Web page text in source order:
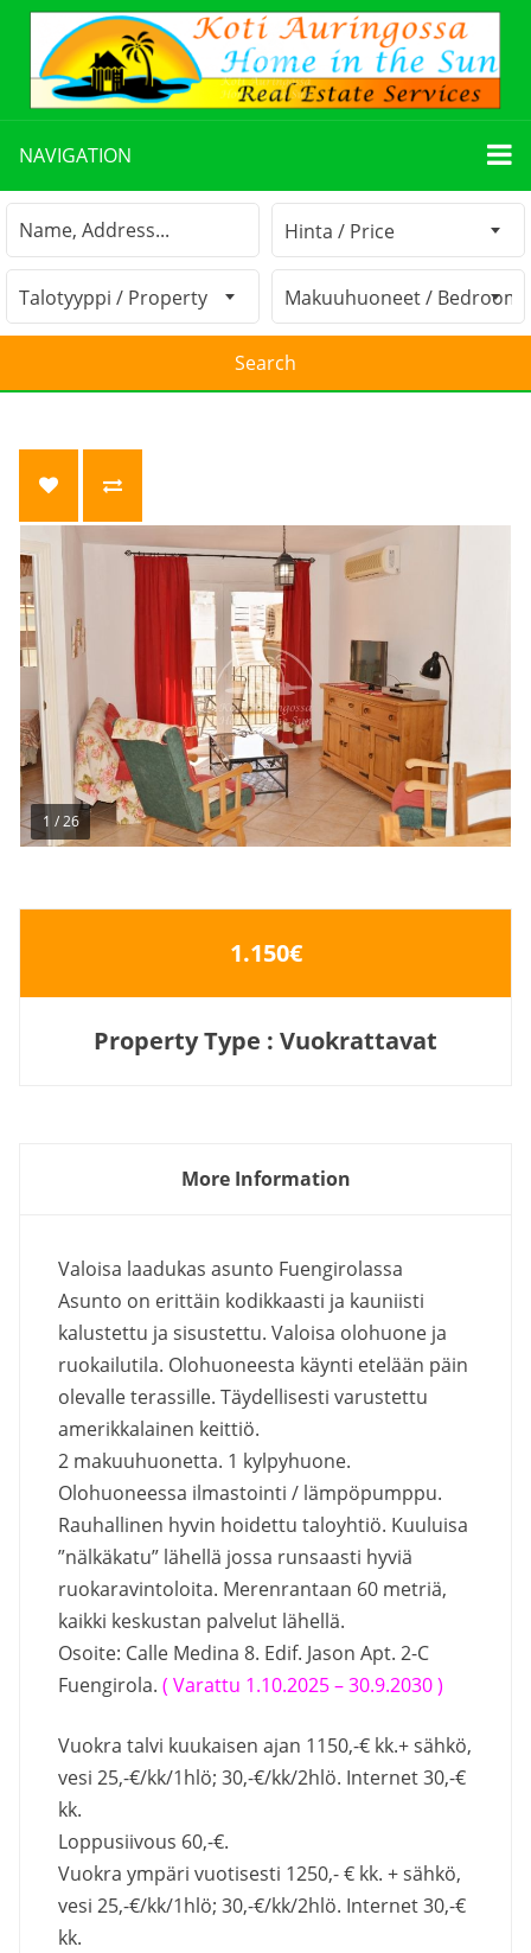
NAVIGATION
1 /26
1.150€
Property Type : Vuokrattavat
More Information
Valoisa laadukas asunto Fuengirolassa
Asunto on erittäin kodikkaasti ja kauniisti
kalustettu ja sisustettu. Valoisa olohuone ja
ruokailutila. Olohuoneesta käynti etelään päin
olevalle terassille. Täydellisesti varustettu
amerikkalainen keittiö.
2 makuuhuonetta. 1 kylpyhuone.
Olohuoneessa ilmastointi / lämpöpumppu.
Rauhallinen hyvin hoidettu taloyhtiö. Kuuluisa
”nälkäkatu” lähellä jossa runsaasti hyviä
ruokaravintoloita. Merenrantaan 60 metriä,
kaikki keskustan palvelut lähellä.
Osoite: Calle Medina 8. Edif. Jason Apt. 2-C
Fuengirola. ( Varattu 1.10.2025 – 30.9.2030 )
Vuokra talvi kuukaisen ajan 1150,-€ kk.+ sähkö,
vesi 25,-€/kk/1hlö; 30,-€/kk/2hlö. Internet 30,-€
kk.
Loppusiivous 60,-€.
Vuokra ympäri vuotisesti 1250,- € kk. + sähkö,
vesi 25,-€/kk/1hlö; 30,-€/kk/2hlö. Internet 30,-€
kk.